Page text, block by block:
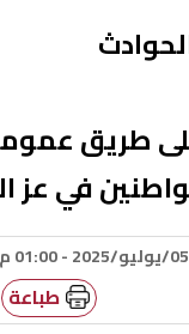
طريق
في عز
طباعة